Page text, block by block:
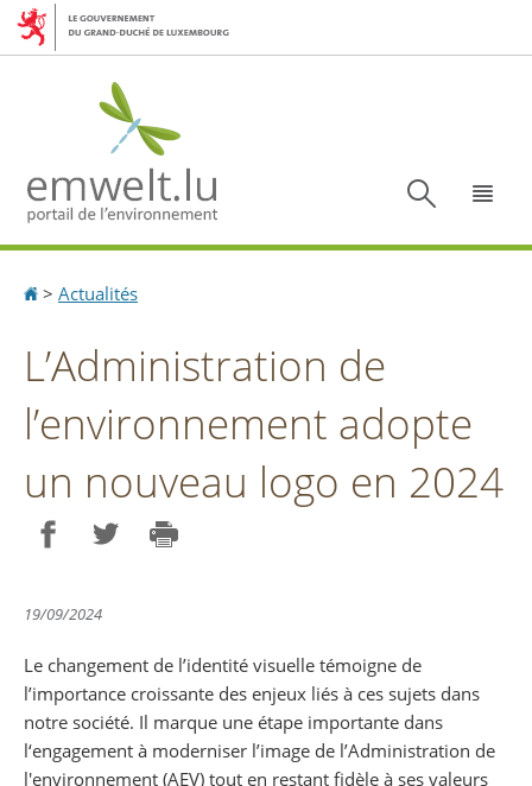
Aller
Aller
Accueil
> Actualités
L’Administration de
l’environnement adopte
un nouveau logo en 2024
19/09/2024
Le changement de l’identité visuelle témoigne de
l’importance croissante des enjeux liés à ces sujets dans
notre société. Il marque une étape importante dans
l‘engagement à moderniser l’image de l’Administration de
l'environnement (AEV) tout en restant fidèle à ses valeurs